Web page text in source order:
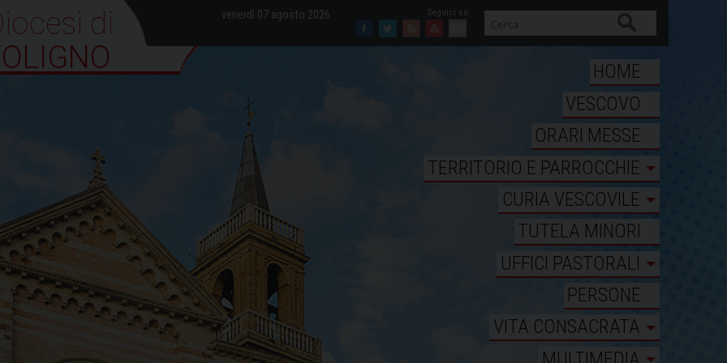
venerdì 07 agosto 2026
Facebook
Twitter
FeedYoutube
Mail
di Foligno
HOME
VESCOVO
ORARI MESSE
TERRITORIO E PARROCCHIE
CURIA VESCOVILE
TUTELA MINORI
UFFICI PASTORALI
PERSONE
VITA CONSACRATA